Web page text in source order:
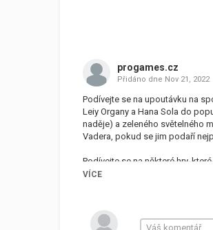
progames.cz
Přidáno dne Nov 21, 2022
Podívejte se na upoutávku na
Leiy Organy a Hana Sola do
naděje) a zeleného světelného
Vadera, pokud se jim podaří
Podívejte se na některé hry,
Item Shop for The Original
#Fortnite #StarWars
VÍCE